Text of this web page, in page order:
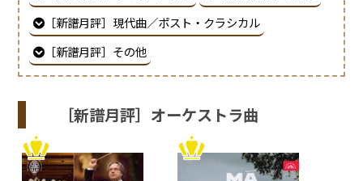
［新譜月評］現代曲／ポスト・クラシカル
［新譜月評］その他
［新譜月評］オーケストラ曲